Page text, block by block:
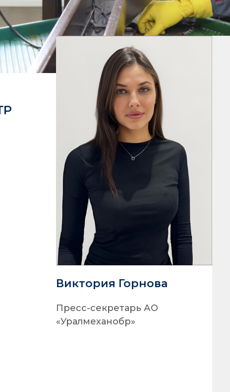
Виктория Горнова
Пресс-секретарь АО
«Уралмеханобр»